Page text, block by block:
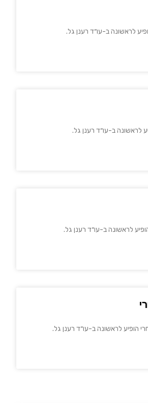
לראשונה ב-עו״ד רענן גל.
לראשונה ב-עו״ד רענן גל.
לראשונה ב-עו״ד רענן גל.
הופיע לראשונה ב-עו״ד רענן גל.